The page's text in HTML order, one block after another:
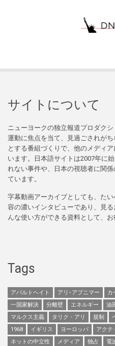
サイトについて
ニューヨークの独立報道プロダク
運動に焦点を当て、見過ごされが
とする番組づくりで、他のメディ
います。日本語サイトは2007年に
れない事件や、日本の視聴者に関
ています。
字幕動画アーカイブとしても、た
容の濃いインタビューであり、見
んな使い方ができる資料として、お
Tags
アパルトヘイト アリ･アブニマー カ
一国家解決
分離壁 エネルギー 油
マルクス主義
タリク・アリ 規制
1968
イギリス ヨーロッパ アクテ
ネットの中立性
メディア 独占 電